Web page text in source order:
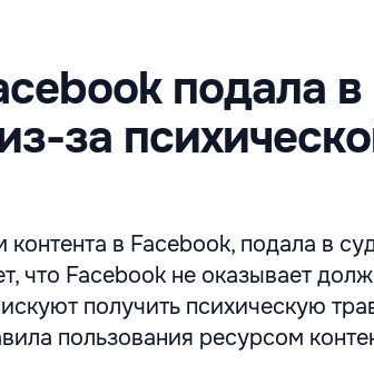
подала в
за
в Facebook, подала в
что Facebook не оказывает
получить психическую
пользования ресурсом